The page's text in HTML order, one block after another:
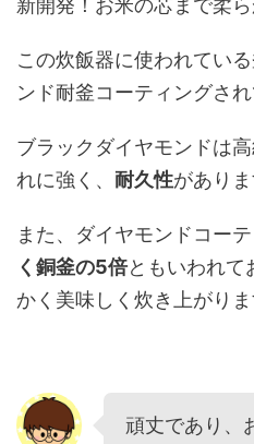
新開発！お米の芯まで柔ら
この炊飯器に使われてい
ンド耐釜コーティングされ
ブラックダイヤモンドは
れに強く、 耐久性がありま
また、ダイヤモンドコーテ
く銅釜の5倍ともいわれて
かく美味しく炊き上がりま
頑丈であり、